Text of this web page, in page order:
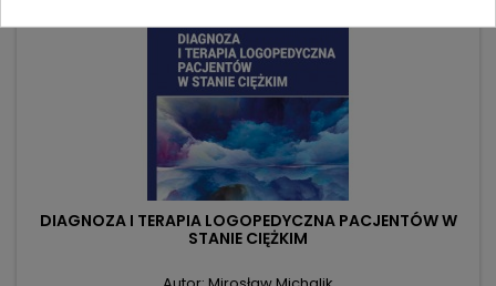
DIAGNOZA I TERAPIA LOGOPEDYCZNA PACJENTÓW W
STANIE CIĘŻKIM